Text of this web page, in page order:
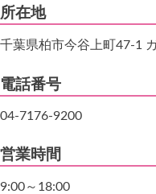
所在地
千葉県柏市今谷上町47-1
電話番号
04-7176-9200
営業時間
9:00～18:00